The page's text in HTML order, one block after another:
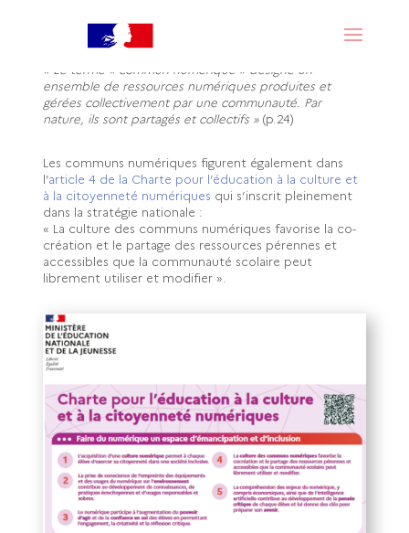
numérique raisonnée, pérenne et inclusive » et
soutenir le développement des communs numériques
en constitue un levier :
« Le terme « commun numérique » désigne un
ensemble de ressources numériques produites et
gérées collectivement par une communauté. Par
nature, ils sont partagés et collectifs » (p.24)
Les communs numériques figurent également dans
l’article 4 de la Charte pour l’éducation à la culture et
à la citoyenneté numériques qui s’inscrit pleinement
dans la stratégie nationale :
« La culture des communs numériques favorise la co-
création et le partage des ressources pérennes et
accessibles que la communauté scolaire peut
librement utiliser et modifier ».